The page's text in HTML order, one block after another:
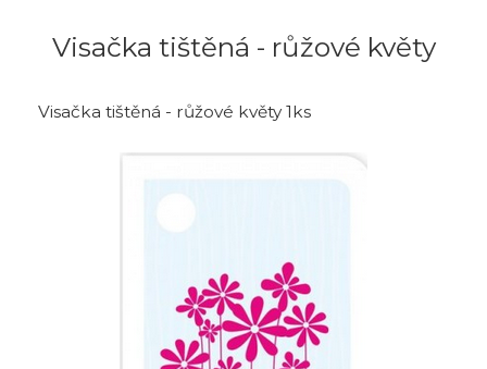
Visačka tištěná - růžové květy
Visačka tištěná - růžové květy 1ks